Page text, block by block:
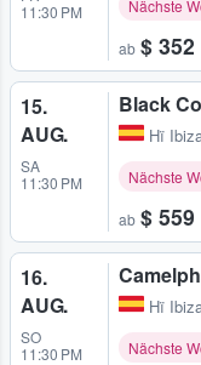
11:30 PM
Nächste
ab $ 352
15.
AUG.
SA
11:30 PM
Black
Hï
Nächste
ab $ 559
16.
AUG.
SO
11:30 PM
Hï
Nächste